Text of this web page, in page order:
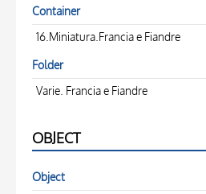
Container
16.Miniatura.Francia e Fiandre
Folder
Varie. Francia e Fiandre
OBJECT
Object